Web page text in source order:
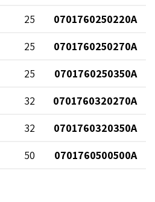
0701760250220A
25
0701760250270A
25
0701760250350A
25
0701760320270A
32
0701760320350A
32
0701760500500A
50